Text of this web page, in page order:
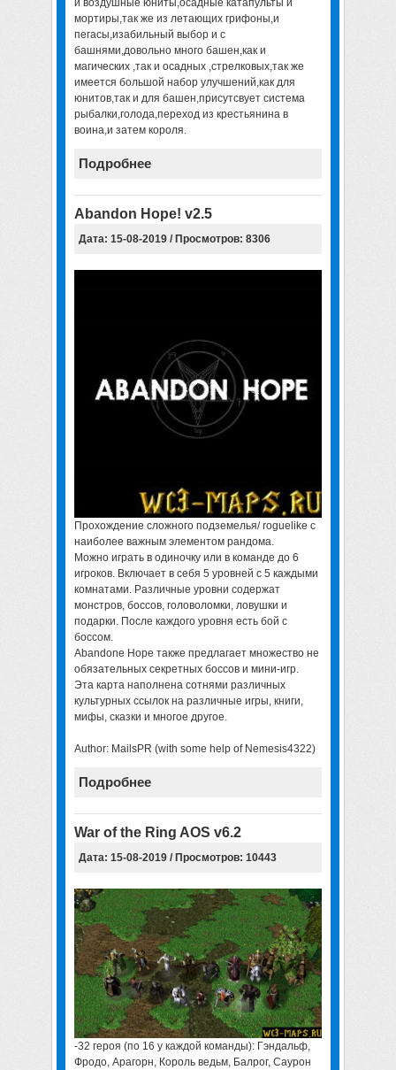
и воздушные юниты,осадные катапульты и
мортиры,так же из летающих грифоны,и
пегасы,изабильный выбор и с
башнями,довольно много башен,как и
магических ,так и осадных ,стрелковых,так же
имеется большой набор улучшений,как для
юнитов,так и для башен,присутсвует система
рыбалки,голода,переход из крестьянина в
воина,и затем короля.
Подробнее
Abandon Hope! v2.5
Дата: 15-08-2019 / Просмотров: 8306
Прохождение сложного подземелья/ roguelike с
наиболее важным элементом рандома.
Можно играть в одиночку или в команде до 6
игроков. Включает в себя 5 уровней с 5 каждыми
комнатами. Различные уровни содержат
монстров, боссов, головоломки, ловушки и
подарки. После каждого уровня есть бой с
боссом.
Abandone Hope также предлагает множество не
обязательных секретных боссов и мини-игр.
Эта карта наполнена сотнями различных
культурных ссылок на различные игры, книги,
мифы, сказки и многое другое.
Author: MailsPR (with some help of Nemesis4322)
Подробнее
War of the Ring AOS v6.2
Дата: 15-08-2019 / Просмотров: 10443
-32 героя (по 16 у каждой команды): Гэндальф,
Фродо, Арагорн, Король ведьм, Балрог, Саурон